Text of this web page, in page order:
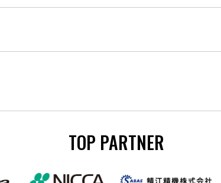
TOP PARTNER